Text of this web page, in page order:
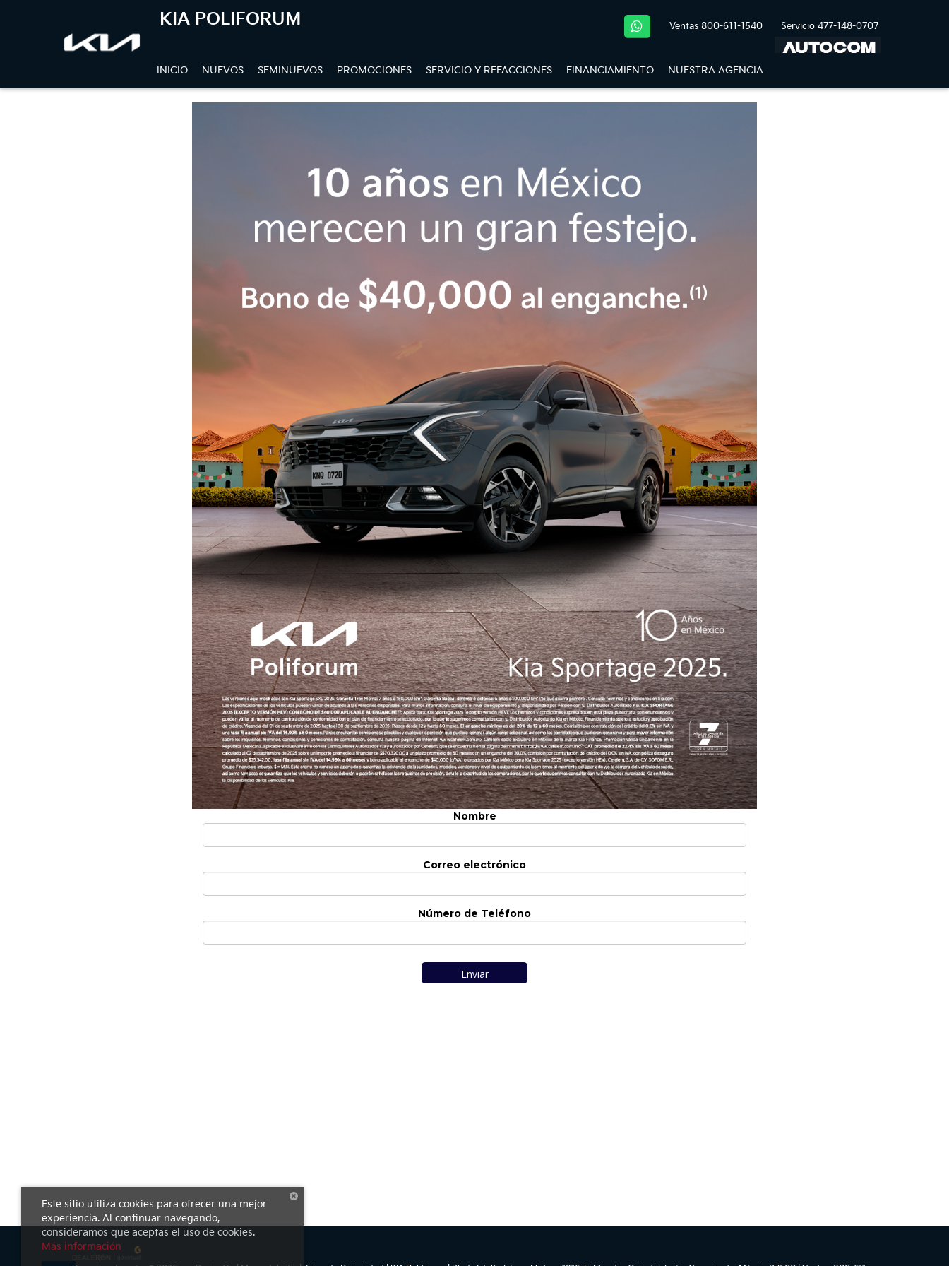
KIA POLIFORUM Ventas 800-611-1540 Servicio 477-148-0707
INICIO NUEVOS SEMINUEVOS PROMOCIONES SERVICIO Y REFACCIONES FINANCIAMIENTO NUESTRA AGENCIA
Este sitio utiliza cookies para ofrecer una mejor
experiencia. Al continuar navegando,
consideramos que aceptas el uso de cookies.
Más información